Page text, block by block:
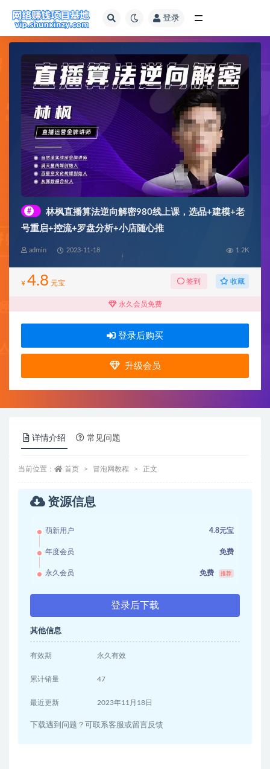
登录
#
林枫直播算法逆向解密980线上课，选品+建模+老
号重启+控流+罗盘分析+小店随心推
admin 2023-11-18 1.2K
¥ 4.8 元宝 签到 收藏
永久会员免费
登录后购买
升级会员
详情介绍 常见问题
当前位置： 首页 冒泡网教程 正文
资源信息
萌新用户 4.8元宝
年度会员 免费
永久会员 免费 推荐
登录后下载
其他信息
有效期 永久有效
累计销量 47
最近更新 2023年11月18日
下载遇到问题？可联系客服或留言反馈